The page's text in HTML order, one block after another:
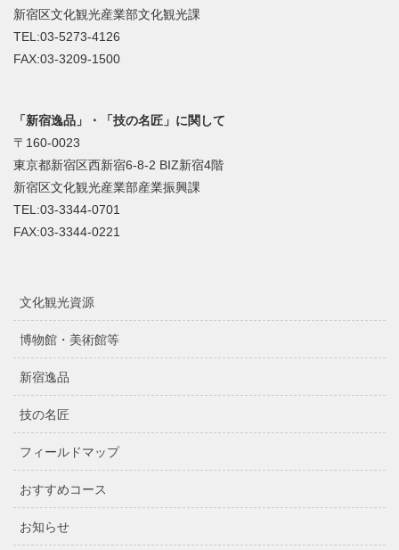
新宿区文化観光産業部文化観光課
TEL:03-5273-4126
FAX:03-3209-1500
「新宿逸品」・「技の名匠」に関して
〒160-0023
東京都新宿区西新宿6-8-2 BIZ新宿4階
新宿区文化観光産業部産業振興課
TEL:03-3344-0701
FAX:03-3344-0221
文化観光資源
博物館・美術館等
新宿逸品
技の名匠
フィールドマップ
おすすめコース
お知らせ